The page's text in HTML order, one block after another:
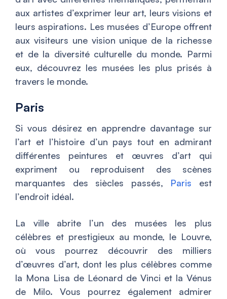
aux artistes d’exprimer leur art, leurs visions et
leurs aspirations. Les musées d’Europe offrent
aux visiteurs une vision unique de la richesse
et de la diversité culturelle du monde. Parmi
eux, découvrez les musées les plus prisés à
travers le monde.
Paris
Si vous désirez en apprendre davantage sur
l’art et l’histoire d’un pays tout en admirant
différentes peintures et œuvres d’art qui
expriment ou reproduisent des scènes
marquantes des siècles passés, Paris est
l’endroit idéal.
La ville abrite l’un des musées les plus
célèbres et prestigieux au monde, le Louvre,
où vous pourrez découvrir des milliers
d’œuvres d’art, dont les plus célèbres comme
la Mona Lisa de Léonard de Vinci et la Vénus
de Milo. Vous pourrez également admirer